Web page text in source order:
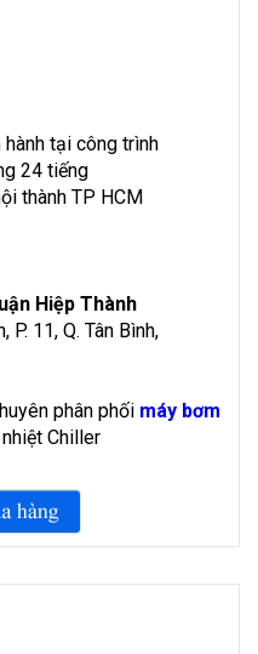
tại công trình
24 tiếng
thành TP HCM
Hiệp Thành
11, Q. Tân Bình,
phân phối máy bơm
Chiller